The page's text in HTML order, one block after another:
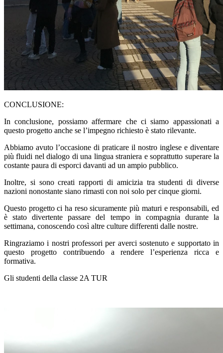
CONCLUSIONE:
In conclusione, possiamo affermare che ci siamo appassionati a
questo progetto anche se l’impegno richiesto è stato rilevante.
Abbiamo avuto l’occasione di praticare il nostro inglese e diventare
più fluidi nel dialogo di una lingua straniera e soprattutto superare la
costante paura di esporci davanti ad un ampio pubblico.
Inoltre, si sono creati rapporti di amicizia tra studenti di diverse
nazioni nonostante siano rimasti con noi solo per cinque giorni.
Questo progetto ci ha reso sicuramente più maturi e responsabili, ed
è stato divertente passare del tempo in compagnia durante la
settimana, conoscendo così altre culture differenti dalle nostre.
Ringraziamo i nostri professori per averci sostenuto e supportato in
questo progetto contribuendo a rendere l’esperienza ricca e
formativa.
Gli studenti della classe 2A TUR